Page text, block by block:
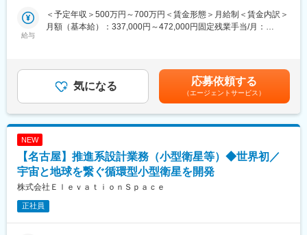
計、仕様検討など）、及び評価、衛星運用・試験支援、システム
電気設計などを担当。
カプセル「HSRC」で培われた日本が世界最先端の知見を持つ小
型衛星による大気圏再突入・回収技術を基盤に、大気圏再突入に
必要な推進装置から再突入カプセルまでシステム全体を自社開発
ップで手がけています。
ハード、ソフト、システム、コンポーネントレベルまでをワンチ
ームで進めることで、部門間の壁を越えたスピーディな意思決定
と柔軟な改良を実現しています。
給与
＜予定年収＞500万円～700万円＜賃金形態＞月給制＜賃金内訳＞
月額（基本給）：337,000円～472,000円固定残業手当/月：
スキル・経験等に応じて採用時に決定します。■賞与・昇給：当社
規定による賃金はあくまでも目安の金額であり、選考を通じて上
下する可能性があります。月給(月額)は固定手当を含めた表記で
す。
気になる 応募依頼する
（エージェントサービス）
NEW
【名古屋】推進系設計業務（小型衛星等）◆世界初／
宇宙と地球を繋ぐ循環型小型衛星を開発
株式会社ＥｌｅｖａｔｉｏｎＳｐａｃｅ
正社員